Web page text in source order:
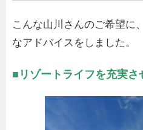
こんな山川さんのご希望に
なアドバイスをしました。
■リゾートライフを充実さ